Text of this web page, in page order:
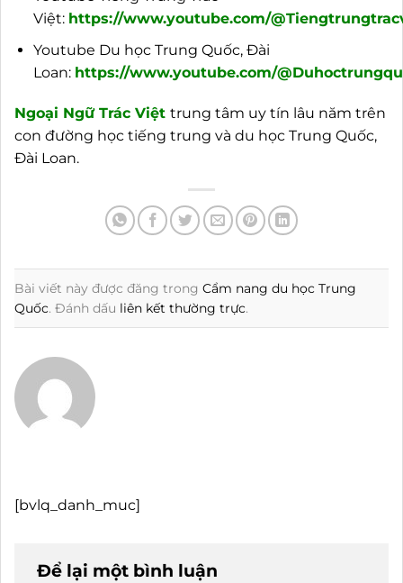
Việt: https://www.youtube.com/
Youtube Du học Trung Quốc, Đài
Loan: https://www.youtube.com/
Ngoại Ngữ Trác Việt trung tâm uy tín lâu năm trên
con đường học tiếng trung và du học Trung Quốc,
Đài Loan.
Bài viết này được đăng trong Cẩm nang du học Trung
Quốc. Đánh dấu liên kết thường trực.
[bvlq_danh_muc]
Để lại một bình luận